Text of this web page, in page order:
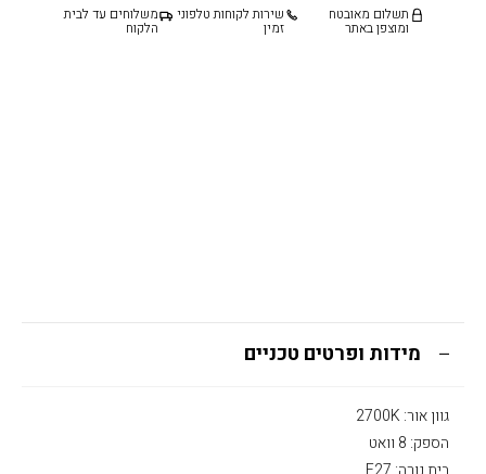
תשלום מאובטח
ומוצפן באתר
שירות לקוחות טלפוני
זמין
משלוחים עד לבית
הלקוח
מידות ופרטים טכניים
גוון אור: 2700K
הספק: 8 וואט